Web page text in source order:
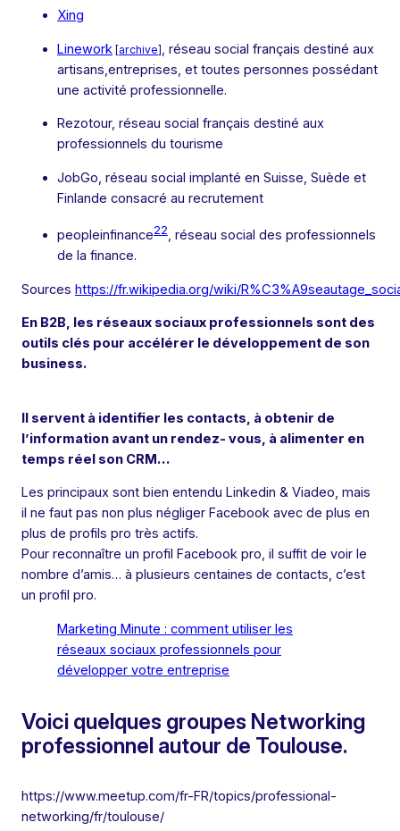
Xing
Linework [archive] , réseau social français destiné aux
artisans,entreprises, et toutes personnes possédant
une activité professionnelle.
Rezotour, réseau social français destiné aux
professionnels du tourisme
JobGo, réseau social implanté en Suisse, Suède et
Finlande consacré au recrutement
peopleinfinance22, réseau social des professionnels
de la finance.
Sources https://fr.wikipedia.org/wiki/
En B2B, les réseaux sociaux professionnels sont des
outils clés pour accélérer le développement de son
business.
Il servent à identifier les contacts, à obtenir de
l’information avant un rendez- vous, à alimenter en
temps réel son CRM…
Les principaux sont bien entendu Linkedin & Viadeo, mais
il ne faut pas non plus négliger Facebook avec de plus en
plus de profils pro très actifs.
Pour reconnaître un profil Facebook pro, il suffit de voir le
nombre d’amis… à plusieurs centaines de contacts, c’est
un profil pro.
Marketing Minute : comment utiliser les
réseaux sociaux professionnels pour
développer votre entreprise
Voici quelques groupes Networking
professionnel autour de Toulouse.
https://www.meetup.com/fr-FR/topics/professional-
networking/fr/toulouse/